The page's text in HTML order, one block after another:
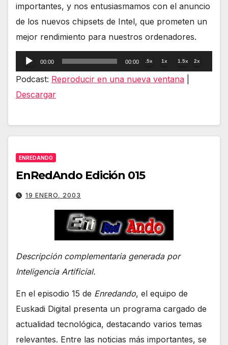
importantes, y nos entusiasmamos con el anuncio
de los nuevos chipsets de Intel, que prometen un
mejor rendimiento para nuestros ordenadores.
Reproductor
de
00:00 00:00 .5x 1x 1.5x 2x
Podcast: Reproducir en una nueva ventana
Descargar
ENREDANDO
EnRedAndo Edición 015
19 ENERO, 2003
Descripción complementaria generada por
Inteligencia Artificial.
En el episodio 15 de Enredando, el equipo de
Euskadi Digital presenta un programa cargado de
actualidad tecnológica, destacando varios temas
relevantes. Entre las noticias más importantes, se